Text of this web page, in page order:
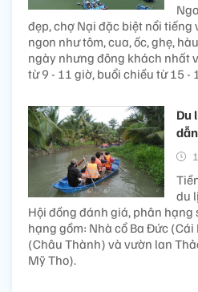
đẹp, chợ Nại đặc biệt nổi
ngon như tôm, cua, ốc, ghẹ,
ngày nhưng đông khách nhất
từ 9 - 11 giờ, buổi chiều từ 15 -
Du
du
Hội đồng đánh giá, phân hạng
hạng gồm: Nhà cổ Ba Đức
(Châu Thành) và vườn lan
Mỹ Tho).